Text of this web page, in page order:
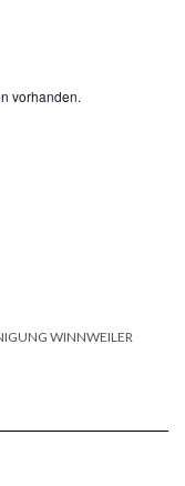
vorhanden.
WINNWEILER